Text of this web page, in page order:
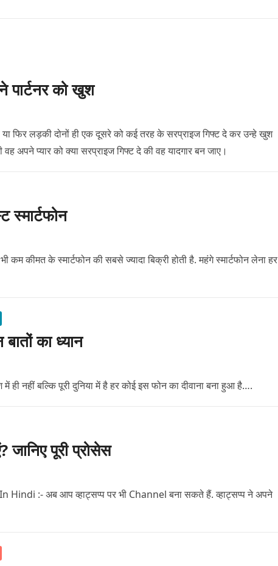
को खुश
फिर लड़की दोनों ही एक दूसरे को कई तरह के सरप्राइज गिफ्ट दे कर उन्हे खुश
अपने प्यार को क्या सरप्राइज गिफ्ट दे की वह यादगार बन जाए।
कम कीमत के स्मार्टफोन की सबसे ज्यादा बिक्री होती है. महंगे स्मार्टफोन लेना हर
का ध्यान
नहीं बल्कि पूरी दुनिया में है हर कोई इस फोन का दीवाना बना हुआ है….
पूरी प्रोसेस
:- अब आप व्हाट्सप्प पर भी Channel बना सकते हैं. व्हाट्सप्प ने अपने